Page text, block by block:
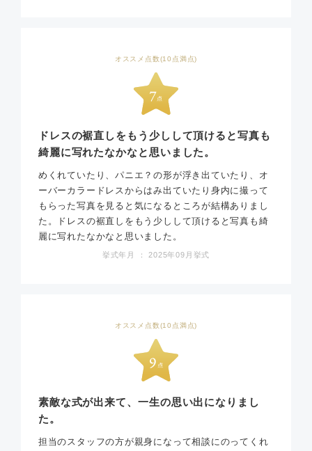
オススメ点数(10点満点)
ドレスの裾直しをもう少しして頂けると写真も
綺麗に写れたなかなと思いました。
めくれていたり、パニエ？の形が浮き出ていたり、オ
ーバーカラードレスからはみ出ていたり身内に撮って
もらった写真を見ると気になるところが結構ありまし
た。ドレスの裾直しをもう少しして頂けると写真も綺
麗に写れたなかなと思いました。
挙式年月 ： 2025年09月挙式
オススメ点数(10点満点)
素敵な式が出来て、一生の思い出になりまし
た。
担当のスタッフの方が親身になって相談にのってくれ